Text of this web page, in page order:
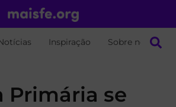
Inspiração Sobre nós
Primária se